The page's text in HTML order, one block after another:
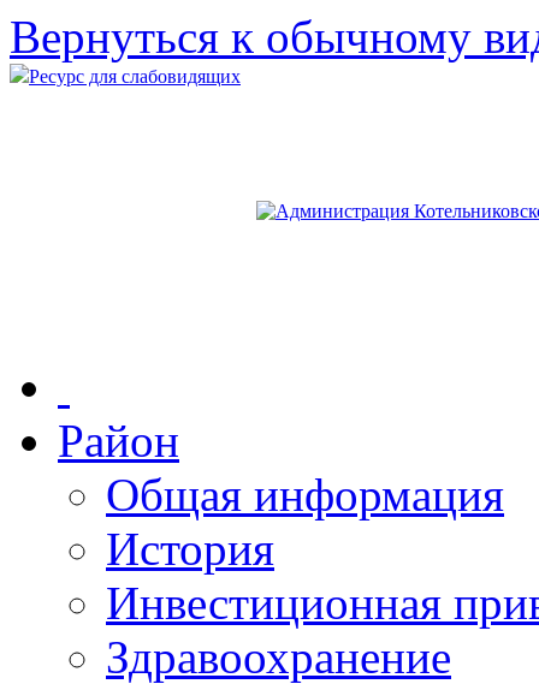
Вернуться к обычному
Ресурс для слабовидящих
Район
Общая информация
История
Инвестиционная
Здравоохранение